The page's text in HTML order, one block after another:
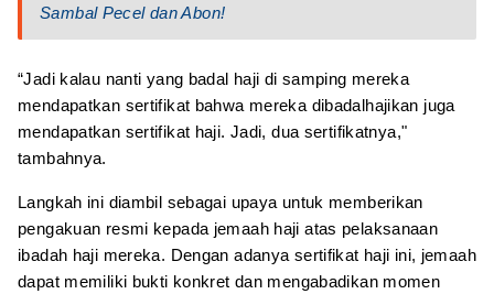
Sambal Pecel dan Abon!
“Jadi kalau nanti yang badal haji di samping mereka
mendapatkan sertifikat bahwa mereka dibadalhajikan juga
mendapatkan sertifikat haji. Jadi, dua sertifikatnya,"
tambahnya.
Langkah ini diambil sebagai upaya untuk memberikan
pengakuan resmi kepada jemaah haji atas pelaksanaan
ibadah haji mereka. Dengan adanya sertifikat haji ini, jemaah
dapat memiliki bukti konkret dan mengabadikan momen